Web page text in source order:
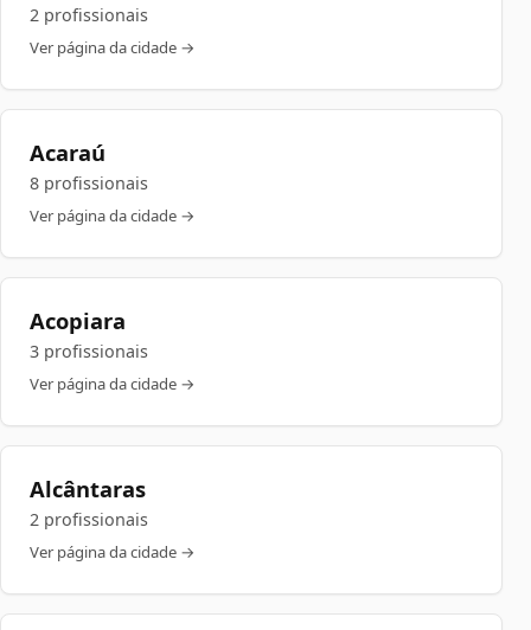
2 profissionais
Ver página da cidade →
Acaraú
8 profissionais
Ver página da cidade →
Acopiara
3 profissionais
Ver página da cidade →
Alcântaras
2 profissionais
Ver página da cidade →